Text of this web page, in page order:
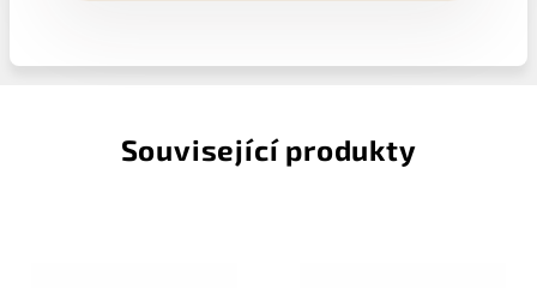
Související produkty